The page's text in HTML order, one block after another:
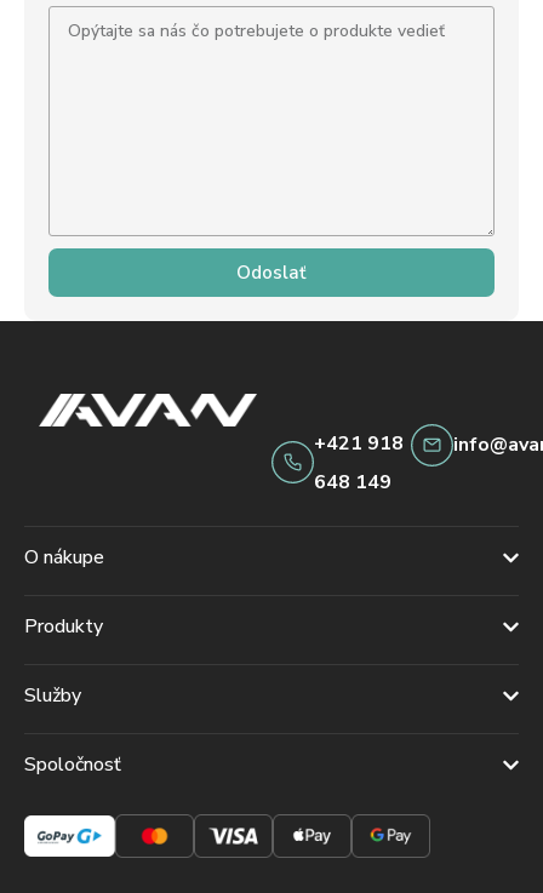
Odoslať
+421 918
648 149
O nákupe
Produkty
Služby
Spoločnosť